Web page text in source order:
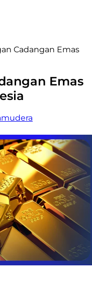
Cadangan Emas
Emas